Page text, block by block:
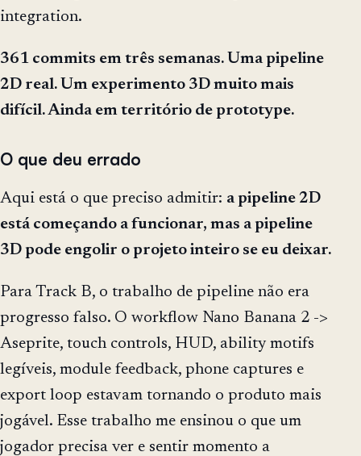
integration.
361 commits em três semanas. Uma pipeline
2D real. Um experimento 3D muito mais
difícil. Ainda em território de prototype.
O que deu errado
Aqui está o que preciso admitir: a pipeline 2D
está começando a funcionar, mas a pipeline
3D pode engolir o projeto inteiro se eu deixar.
Para Track B, o trabalho de pipeline não era
progresso falso. O workflow Nano Banana 2 ->
Aseprite, touch controls, HUD, ability motifs
legíveis, module feedback, phone captures e
export loop estavam tornando o produto mais
jogável. Esse trabalho me ensinou o que um
jogador precisa ver e sentir momento a